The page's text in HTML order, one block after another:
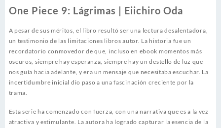
One Piece 9: Lágrimas | Eiichiro Oda
A pesar de sus méritos, el libro resultó ser una lectura desalentadora,
un testimonio de las limitaciones libros autor. La historia fue un
recordatorio conmovedor de que, incluso en ebook momentos más
oscuros, siempre hay esperanza, siempre hay un destello de luz que
nos guía hacia adelante, y era un mensaje que necesitaba escuchar. La
incertidumbre inicial dio paso a una fascinación creciente por la
trama.
Esta serie ha comenzado con fuerza, con una narrativa que es a la vez
atractiva y estimulante. La autora ha logrado capturar la esencia de la